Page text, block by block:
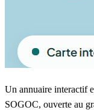
Un annuaire interactif
SOGOC, ouverte au